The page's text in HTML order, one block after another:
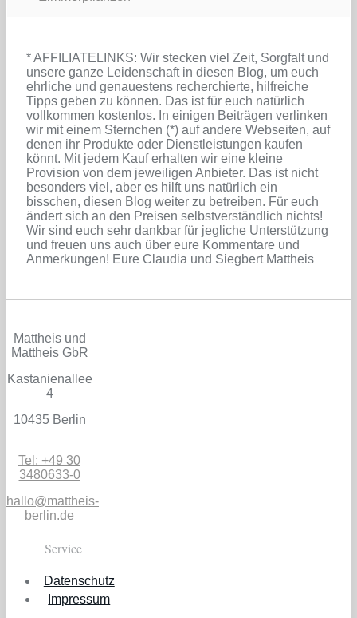
* AFFILIATELINKS: Wir stecken viel Zeit, Sorgfalt und
unsere ganze Leidenschaft in diesen Blog, um euch
ehrliche und genauestens recherchierte, hilfreiche
Tipps geben zu können. Das ist für euch natürlich
vollkommen kostenlos. In einigen Beiträgen verlinken
wir mit einem Sternchen (*) auf andere Webseiten, auf
denen ihr Produkte oder Dienstleistungen kaufen
könnt. Mit jedem Kauf erhalten wir eine kleine
Provision von dem jeweiligen Anbieter. Das ist nicht
besonders viel, aber es hilft uns natürlich ein
bisschen, diesen Blog weiter zu betreiben. Für euch
ändert sich an den Preisen selbstverständlich nichts!
Wir sind euch sehr dankbar für jegliche Unterstützung
und freuen uns auch über eure Kommentare und
Anmerkungen! Eure Claudia und Siegbert Mattheis
Mattheis und
Mattheis GbR
Kastanienallee
4
10435 Berlin
Tel: +49 30
3480633-0
hallo@mattheis-
berlin.de
Service
Datenschutz
Impressum